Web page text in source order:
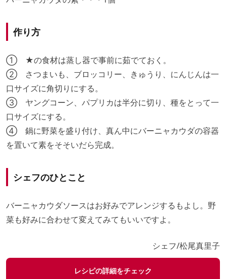
作り方
① ★の食材は蒸し器で事前に茹でておく。
② さつまいも、ブロッコリー、きゅうり、にんじんは一
口サイズに角切りにする。
③ ヤングコーン、パプリカは半分に切り、種をとって一
口サイズにする。
④ 鍋に野菜を盛り付け、真ん中にバーニャカウダの容器
を置いて素をそそいだら完成。
シェフのひとこと
バーニャカウダソースはお好みでアレンジするもよし。野
菜も好みに合わせて変えてみてもいいですよ。
シェフ/松尾真里子
レシピの詳細をチェック